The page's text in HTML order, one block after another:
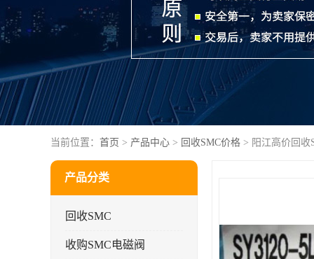
当前位置： 首页 > 产品中心 > 回收SMC价格 > 阳江高价回收
产品分类
回收SMC
收购SMC电磁阀